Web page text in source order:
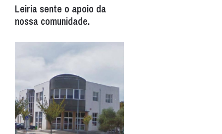
Leiria sente o apoio da
nossa comunidade.